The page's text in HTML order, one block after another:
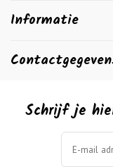
Informatie
Schrijf je